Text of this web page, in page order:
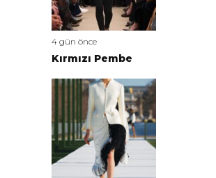
4 gün önce
Kırmızı Pembe